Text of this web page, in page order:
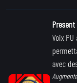
Present
Voix
avec